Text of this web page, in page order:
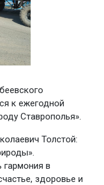
к ежегодной
Ставрополья».
Толстой:
гармония в
здоровье и